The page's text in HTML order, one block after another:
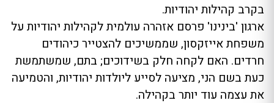
בקרב קהילות יהודיות.
ארגון 'בינינו' פרסם אזהרה עולמית לקהילות יהודיות על
משפחת אייזקסון, שממשיכים להצטייר כיהודים
חרדים. האם לקחה חלק בשידוכים; בתם, שמשתמשת
כעת בשם הני, מציעה לסייע ליולדות יהודיות, והטמיעה
את עצמה עוד יותר בקהילה.